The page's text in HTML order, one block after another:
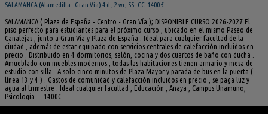
SALAMANCA (Alamedilla - Gran Vía) 4 d , 2 wc, SS..CC. 1400 €
SALAMANCA ( Plaza de España - Centro - Gran Vía ); DISPONIBLE CURSO 2026-2027 El
piso perfecto para estudiantes para el próximo curso , ubicado en el mismo Paseo de
Canalejas , junto a Gran Vía y Plaza de España . Ideal para cualquier facultad de la
ciudad , además de estar equipado con servicios centrales de calefacción incluidos en
precio . Distribuido en 4 dormitorios, salón, cocina y dos cuartos de baño con ducha .
Amueblado con muebles modernos , todas las habitaciones tienen armario y mesa de
estudio con silla . A solo cinco minutos de Plaza Mayor y parada de bus en la puerta (
línea 13 y 4 ) . Gastos de comunidad y calefacción incluidos en precio , se paga luz y
agua al trimestre . Ideal cualquier facultad , Educación , Anaya , Campus Unamuno,
Psicología . . 1400€ .